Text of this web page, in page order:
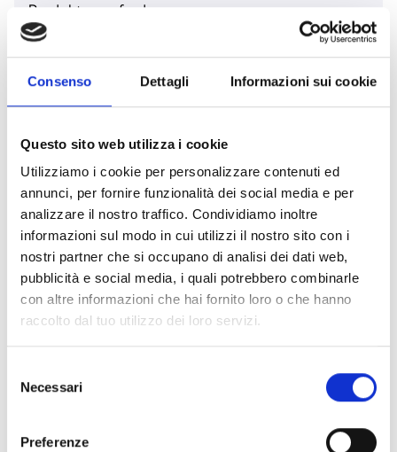
Consenso Dettagli Informazioni sui cookie
Questo sito web utilizza i cookie
Utilizziamo i cookie per personalizzare contenuti ed
annunci, per fornire funzionalità dei social media e per
analizzare il nostro traffico. Condividiamo inoltre
informazioni sul modo in cui utilizzi il nostro sito con i
nostri partner che si occupano di analisi dei dati web,
pubblicità e social media, i quali potrebbero combinarle
con altre informazioni che hai fornito loro o che hanno
raccolto dal tuo utilizzo dei loro servizi.
delNecessari
Preferenze
Produkten anfordern
Lies das Dokument
Datenschutz – Kontakt
Hinweis für Nutzer, die über die Formulare auf der
Inim-Website oder über die zusätzlich zur Verfügung
gestellten Kanäle Informationen anfordern
Lies das Dokument
Datenschutz – Bewerbungen
Website www.inim.it